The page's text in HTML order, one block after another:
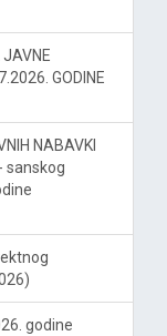
GODINE
NABAVKI
sanskog
godine